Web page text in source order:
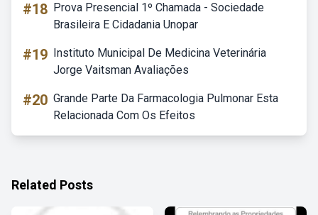
#18 Prova Presencial 1º Chamada - Sociedade
Brasileira E Cidadania Unopar
#19 Instituto Municipal De Medicina Veterinária
Jorge Vaitsman Avaliações
#20 Grande Parte Da Farmacologia Pulmonar Esta
Relacionada Com Os Efeitos
Related Posts